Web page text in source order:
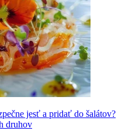
jesť a pridať do šalátov?
druhov